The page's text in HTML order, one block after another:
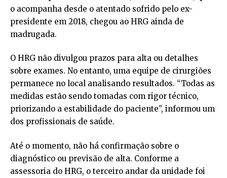
o acompanha desde o atentado sofrido pelo ex-
presidente em 2018, chegou ao HRG ainda de
madrugada.
O HRG não divulgou prazos para alta ou detalhes
sobre exames. No entanto, uma equipe de cirurgiões
permanece no local analisando resultados. “Todas as
medidas estão sendo tomadas com rigor técnico,
priorizando a estabilidade do paciente”, informou um
dos profissionais de saúde.
Até o momento, não há confirmação sobre o
diagnóstico ou previsão de alta. Conforme a
assessoria do HRG, o terceiro andar da unidade foi